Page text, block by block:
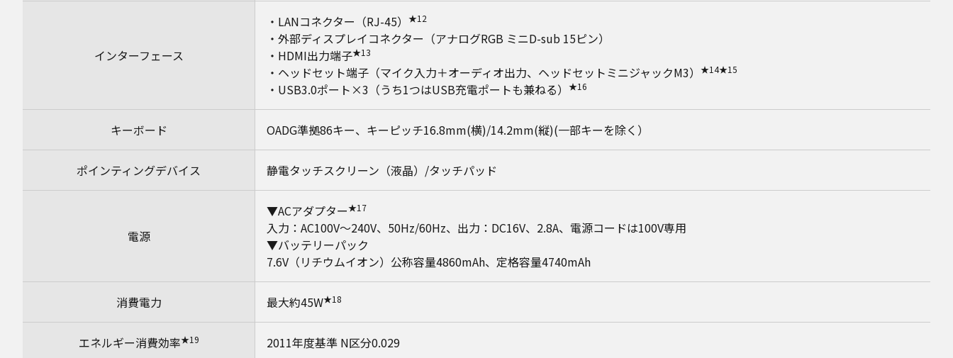
インターフェース
・LANコネクター（RJ-45） ★12
・外部ディスプレイコネクター（アナログRGB ミニD-sub 15ピン）
・HDMI出力端子★13
・ヘッドセット端子（マイク入力＋オーディオ出力、ヘッドセットミニジャックM3） ★14★15
・USB3.0ポート×3（うち1つはUSB充電ポートも兼ねる） ★16
キーボード OADG準拠86キー、キーピッチ16.8mm(横)/14.2mm(縦)(一部キーを除く）
ポインティングデバイス 静電タッチスクリーン（液晶）/タッチパッド
電源
▼ACアダプター★17
入力：AC100V～240V、50Hz/60Hz、出力：DC16V、2.8A、電源コードは100V専用
▼バッテリーパック
7.6V（リチウムイオン）公称容量4860mAh、定格容量4740mAh
消費電力 最大約45W★18
エネルギー消費効率★19 2011年度基準 N区分0.029